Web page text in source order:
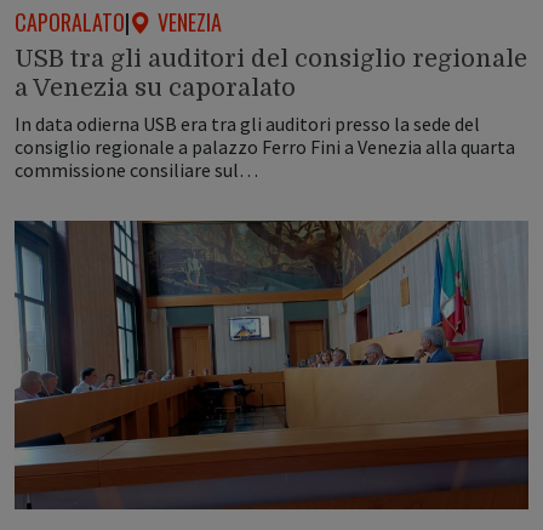
CAPORALATO| VENEZIA
USB tra gli auditori del consiglio regionale
a Venezia su caporalato
In data odierna USB era tra gli auditori presso la sede del
consiglio regionale a palazzo Ferro Fini a Venezia alla quarta
commissione consiliare sul…